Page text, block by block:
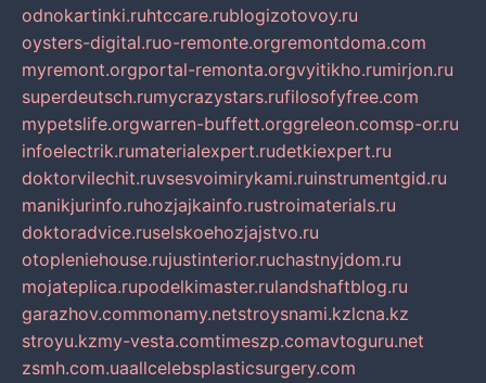
odnokartinki.ruhtccare.rublogizotovoy.ru
oysters-digital.ruo-remonte.orgremontdoma.com
myremont.orgportal-remonta.orgvyitikho.rumirjon.ru
superdeutsch.rumycrazystars.rufilosofyfree.com
mypetslife.orgwarren-buffett.orggreleon.comsp-or.ru
infoelectrik.rumaterialexpert.rudetkiexpert.ru
doktorvilechit.ruvsesvoimirykami.ruinstrumentgid.ru
manikjurinfo.ruhozjajkainfo.rustroimaterials.ru
doktoradvice.ruselskoehozjajstvo.ru
otopleniehouse.rujustinterior.ruchastnyjdom.ru
mojateplica.rupodelkimaster.rulandshaftblog.ru
garazhov.commonamy.netstroysnami.kzlcna.kz
stroyu.kzmy-vesta.comtimeszp.comavtoguru.net
zsmh.com.uaallcelebsplasticsurgery.com